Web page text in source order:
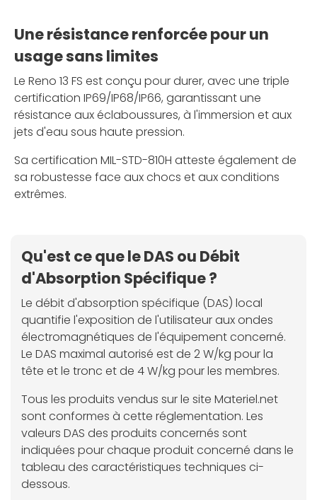
Une résistance renforcée pour un
usage sans limites
Le Reno 13 FS est conçu pour durer, avec une triple
certification IP69/IP68/IP66, garantissant une
résistance aux éclaboussures, à l'immersion et aux
jets d'eau sous haute pression.
Sa certification MIL-STD-810H atteste également de
sa robustesse face aux chocs et aux conditions
extrêmes.
Qu'est ce que le DAS ou Débit
d'Absorption Spécifique ?
Le débit d'absorption spécifique (DAS) local
quantifie l'exposition de l'utilisateur aux ondes
électromagnétiques de l'équipement concerné.
Le DAS maximal autorisé est de 2 W/kg pour la
tête et le tronc et de 4 W/kg pour les membres.
Tous les produits vendus sur le site Materiel.net
sont conformes à cette réglementation. Les
valeurs DAS des produits concernés sont
indiquées pour chaque produit concerné dans le
tableau des caractéristiques techniques ci-
dessous.